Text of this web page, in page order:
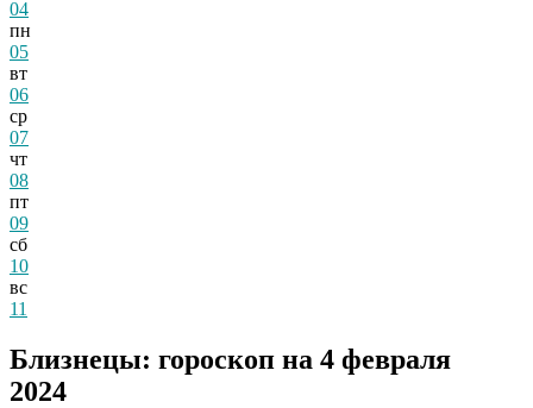
04
пн
05
вт
06
ср
07
чт
08
пт
09
сб
10
вс
11
Близнецы: гороскоп на 4 февраля
2024